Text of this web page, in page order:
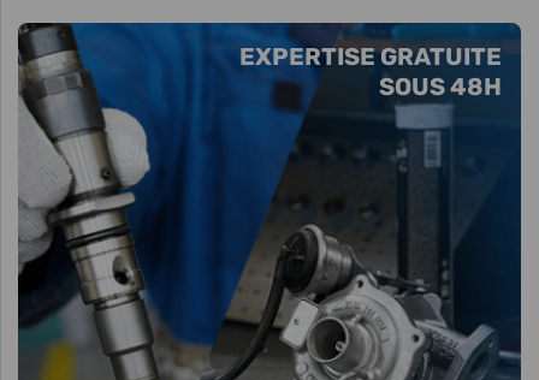
EXPERTISE GRATUITE
SOUS 48H